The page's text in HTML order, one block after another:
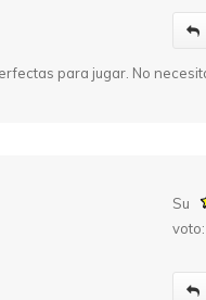
para jugar. No
Su
voto: